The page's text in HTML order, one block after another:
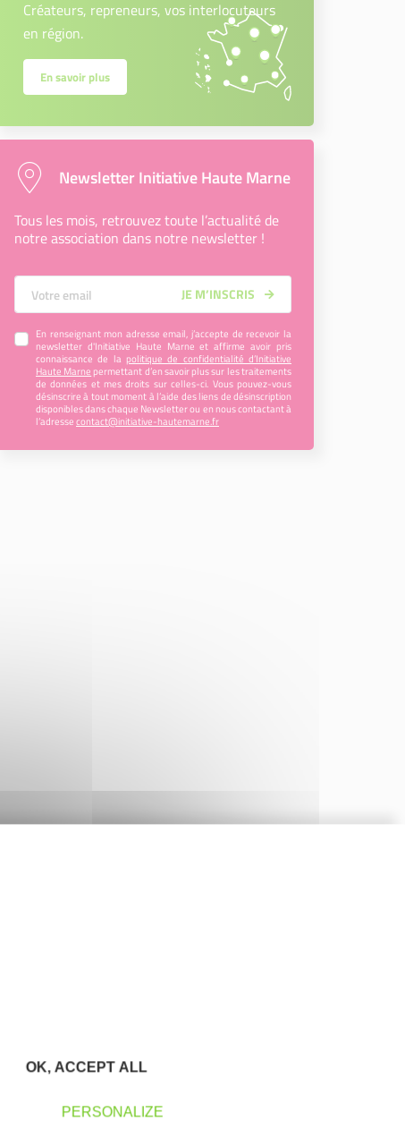
Créateurs, repreneurs, vos interlocuteurs
en région.
En savoir plus
Newsletter Initiative Haute Marne
Tous les mois, retrouvez toute l’actualité de
notre association dans notre newsletter !
Votre Email JE M’INSCRIS
En renseignant mon adresse email, j’accepte de recevoir la
newsletter d'Initiative Haute Marne et affirme avoir pris
connaissance de la politique de confidentialité d’Initiative
Haute Marne permettant d’en savoir plus sur les traitements
de données et mes droits sur celles-ci. Vous pouvez-vous
désinscrire à tout moment à l’aide des liens de désinscription
disponibles dans chaque Newsletter ou en nous contactant à
l’adressecontact@initiative-hautemarne.fr
OK, ACCEPT ALL
PERSONALIZE